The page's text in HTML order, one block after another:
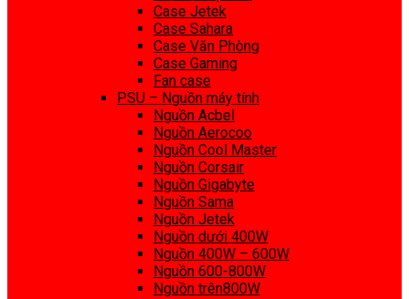
Case Jetek
Case Sahara
Case Văn Phòng
Case Gaming
Fan case
PSU – Nguồn máy tính
Nguồn Acbel
Nguồn Aerocoo
Nguồn Cool Master
Nguồn Corsair
Nguồn Gigabyte
Nguồn Sama
Nguồn Jetek
Nguồn dưới 400W
Nguồn 400W – 600W
Nguồn 600-800W
Nguồn trên800W